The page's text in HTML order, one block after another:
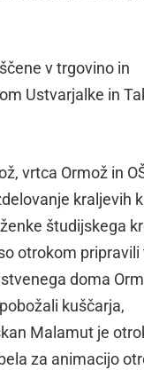
v trgovino in
Ustvarjalke in
vrtca Ormož in
kraljevih
študijskega
otrokom pripravili
doma
kuščarja,
Malamut je
za animacijo